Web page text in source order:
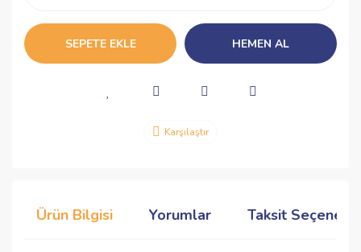
SEPETE EKLE HEMEN AL
Karşılaştır
Ürün Bilgisi Yorumlar Taksit